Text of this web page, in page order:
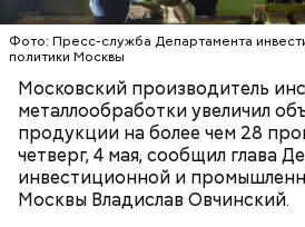
Фото: Пресс-служба Департамента
политики Москвы
Московский производитель
металлообработки увеличил
продукции на более чем 28
четверг, 4 мая, сообщил глава
инвестиционной и
Москвы Владислав Овчинский.
— Рюкзаки необходимо
— заявила Ирина Васильевна,